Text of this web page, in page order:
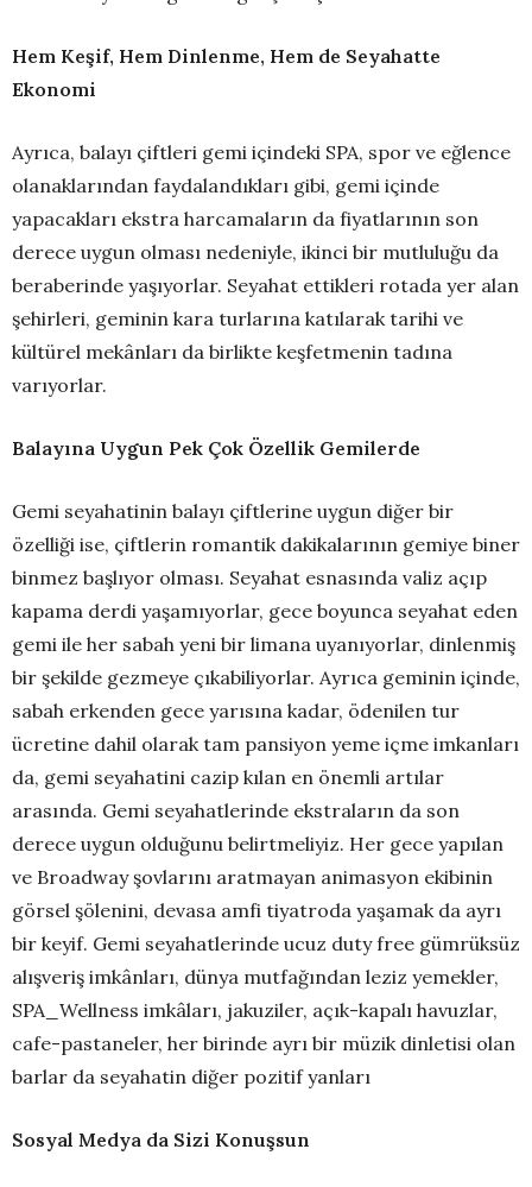
Hem Keşif, Hem Dinlenme, Hem de Seyahatte
Ekonomi
Ayrıca, balayı çiftleri gemi içindeki SPA, spor ve eğlence
olanaklarından faydalandıkları gibi, gemi içinde
yapacakları ekstra harcamaların da fiyatlarının son
derece uygun olması nedeniyle, ikinci bir mutluluğu da
beraberinde yaşıyorlar. Seyahat ettikleri rotada yer alan
şehirleri, geminin kara turlarına katılarak tarihi ve
kültürel mekânları da birlikte keşfetmenin tadına
varıyorlar.
Balayına Uygun Pek Çok Özellik Gemilerde
Gemi seyahatinin balayı çiftlerine uygun diğer bir
özelliği ise, çiftlerin romantik dakikalarının gemiye biner
binmez başlıyor olması. Seyahat esnasında valiz açıp
kapama derdi yaşamıyorlar, gece boyunca seyahat eden
gemi ile her sabah yeni bir limana uyanıyorlar, dinlenmiş
bir şekilde gezmeye çıkabiliyorlar. Ayrıca geminin içinde,
sabah erkenden gece yarısına kadar, ödenilen tur
ücretine dahil olarak tam pansiyon yeme içme imkanları
da, gemi seyahatini cazip kılan en önemli artılar
arasında. Gemi seyahatlerinde ekstraların da son
derece uygun olduğunu belirtmeliyiz. Her gece yapılan
ve Broadway şovlarını aratmayan animasyon ekibinin
görsel şölenini, devasa amfi tiyatroda yaşamak da ayrı
bir keyif. Gemi seyahatlerinde ucuz duty free gümrüksüz
alışveriş imkânları, dünya mutfağından leziz yemekler,
SPA_Wellness imkâları, jakuziler, açık-kapalı havuzlar,
cafe-pastaneler, her birinde ayrı bir müzik dinletisi olan
barlar da seyahatin diğer pozitif yanları
Sosyal Medya da Sizi Konuşsun